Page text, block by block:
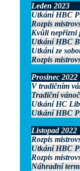
Leden 2023
Utkání HBC
Rozpis
Kvůli nepřízni
Utkání HBC
Utkání ze
Rozpis
Prosinec 2022
V tradičním
Tradiční
Utkání HC
Utkání HBC
Listopad 2022
Rozpis
Utkání HBC
Rozpis
Náhradní